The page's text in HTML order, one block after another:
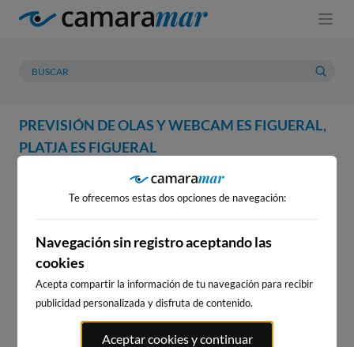
PREVISIÓN DE OLAS Y WEBCAM ES FIGUERAL,
PLATJA ES FIGUERAL
PREVISIÓN METEOROLOGÍA
WEBCAM ES FIGUERAL, PLATJA
ES FIGUERAL
WEBCAMS CERCANAS
Te ofrecemos estas dos opciones de navegación:
Navegación sin registro aceptando las
cookies
Acepta compartir la información de tu navegación para recibir
publicidad personalizada y disfruta de contenido.
Aceptar cookies y continuar